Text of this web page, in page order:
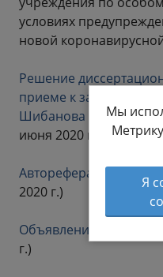
условиях
новой
Решение
приеме к защите
Шибанова Евгения
июня 2020 г.)
Автореферат
2020 г.)
Объявление о защите
г.)
Мы
Я